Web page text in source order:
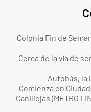
Colonia Fin de
Cerca de la vía de
Autobús, la
Comienza en
Canillejas (METRO